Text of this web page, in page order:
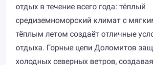
отдых в течение всего года: тёплый
средиземноморский климат с
тёплым летом создаёт отличные
отдыха. Горные цепи Доломитов
холодных северных ветров,